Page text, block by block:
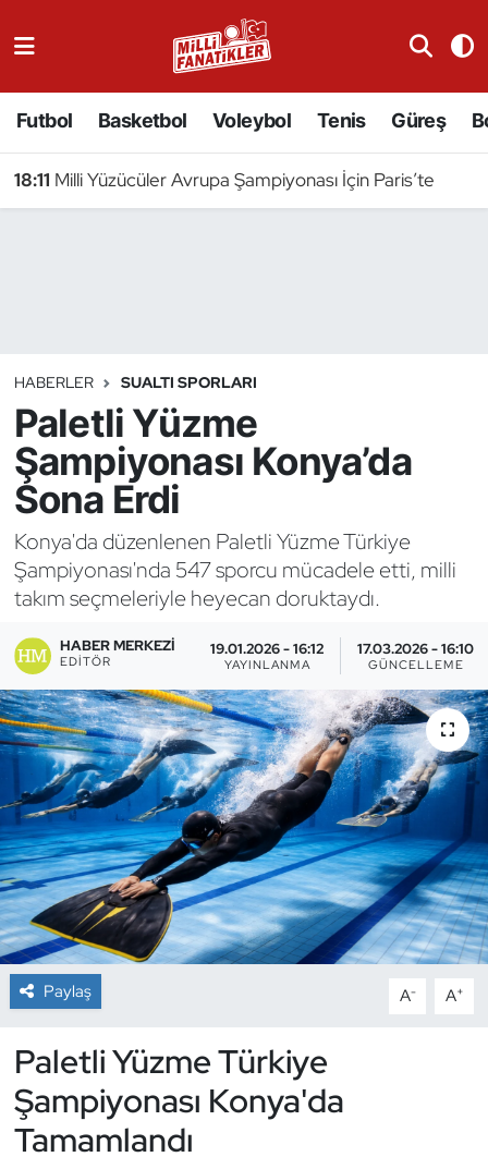
Futbol Basketbol Voleybol Tenis Güreş
18:11 Milli Yüzücüler Avrupa Şampiyonası İçin Paris’te
HABERLER SUALTI SPORLARI
Paletli Yüzme
Şampiyonası Konya’da
Sona Erdi
Konya'da düzenlenen Paletli Yüzme Türkiye
Şampiyonası'nda 547 sporcu mücadele etti, milli
takım seçmeleriyle heyecan doruktaydı.
HABER MERKEZI
EDITÖR
19.01.2026 - 16:12
YAYINLANMA
17.03.2026 - 16:10
GÜNCELLEME
Paylaş A- A+
Paletli Yüzme Türkiye
Şampiyonası Konya'da
Tamamlandı
Badminton
Binicilik
Bisiklet
Boks
Briç
Buz Hokeyi
Buz Pateni
Çim Hokeyi
Cimnastik
Curling
Dağcılık
Dövüş Sanatı
E-Spor